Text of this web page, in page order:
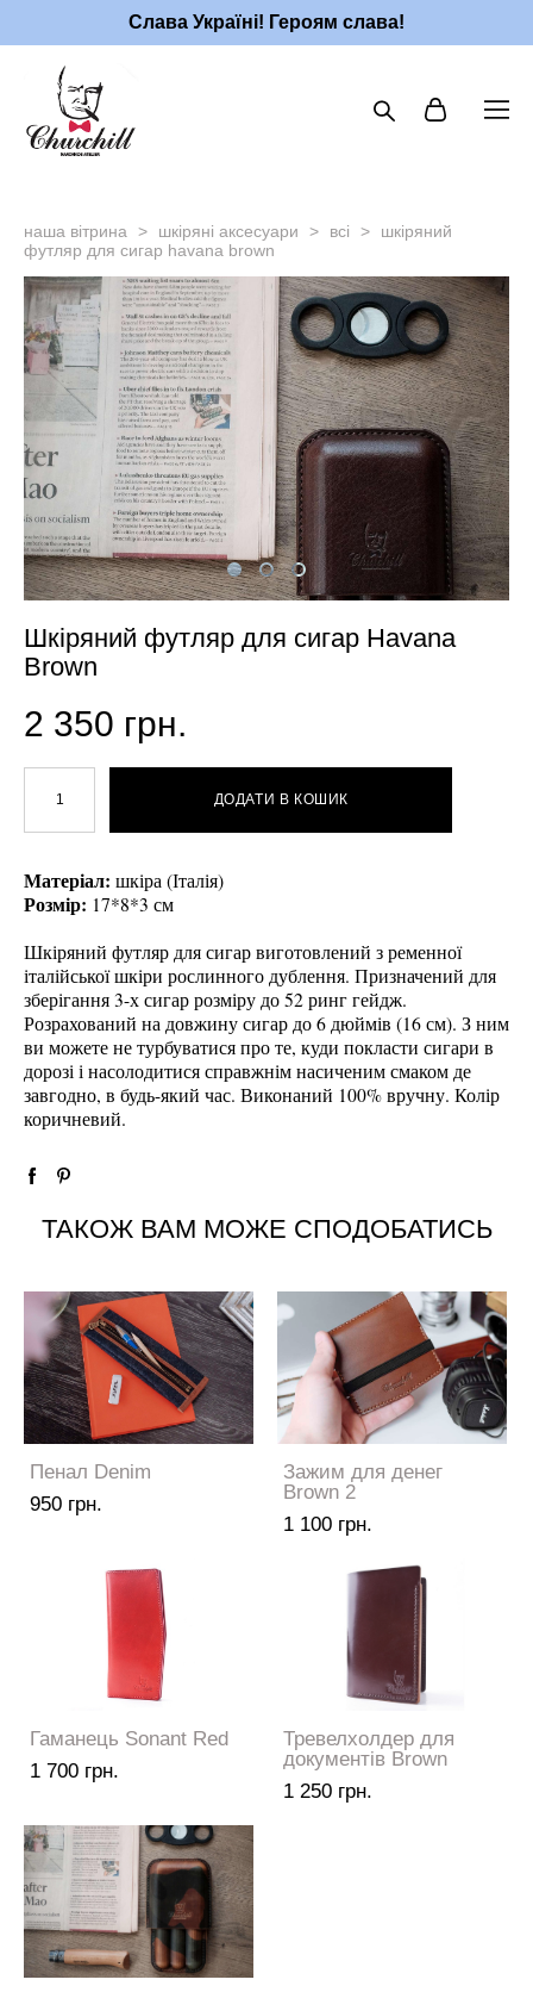
Слава Україні! Героям слава!
наша вітрина > шкіряні аксесуари > всі >
шкіряний
футляр для сигар havana brown
Шкіряний футляр для сигар Havana
Brown
2 350 грн.
ДОДАТИ В КОШИК
Матеріал: шкіра (Італія)
Розмір: 17*8*3 см
Шкіряний футляр для сигар виготовлений з ременної
італійської шкіри рослинного дублення. Призначений для
зберігання 3-х сигар розміру до 52 ринг гейдж.
Розрахований на довжину сигар до 6 дюймів (16 см). З ним
ви можете не турбуватися про те, куди покласти сигари в
дорозі і насолодитися справжнім насиченим смаком де
завгодно, в будь-який час. Виконаний 100% вручну. Колір
коричневий.
ТАКОЖ ВАМ МОЖЕ СПОДОБАТИСЬ
Пенал Denim
950 грн.
Зажим для денег
Brown 2
1 100 грн.
Гаманець Sonant Red
1 700 грн.
Тревелхолдер для
документів Brown
1 250 грн.